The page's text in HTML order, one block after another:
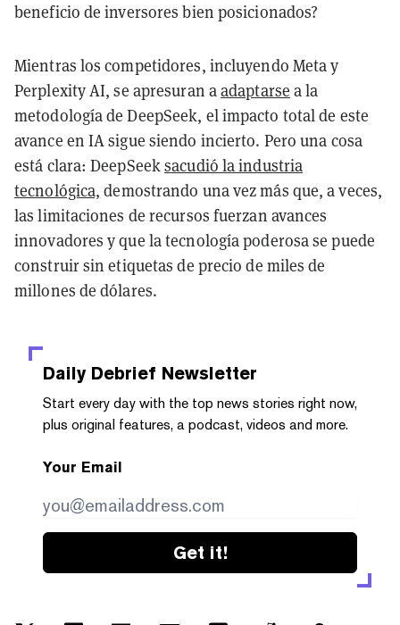
beneficio de inversores bien posicionados?
Mientras los competidores, incluyendo Meta y
Perplexity AI, se apresuran aadaptarse a la
metodología de DeepSeek, el impacto total de este
avance en IA sigue siendo incierto. Pero una cosa
está clara: DeepSeeksacudió la industria
tecnológica, demostrando una vez más que, a veces,
las limitaciones de recursos fuerzan avances
innovadores y que la tecnología poderosa se puede
construir sin etiquetas de precio de miles de
millones de dólares.
Daily Debrief Newsletter
Start every day with the top news stories right now,
plus original features, a podcast, videos and more.
Your Email
Get it!